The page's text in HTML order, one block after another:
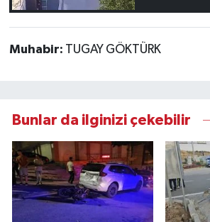
Muhabir: TUGAY GÖKTÜRK
Bunlar da ilginizi çekebilir